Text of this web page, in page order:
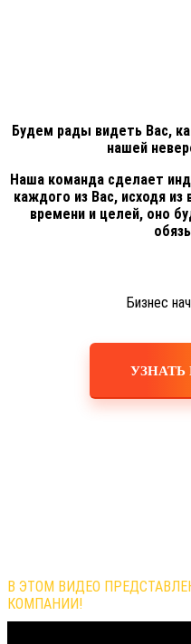
Будем рады видеть Вас,
нашей
Наша команда сделает
каждого из Вас, исходя
времени и целей, оно
Бизнес
УЗНАТЬ
В ЭТОМ ВИДЕО
КОМПАНИИ!